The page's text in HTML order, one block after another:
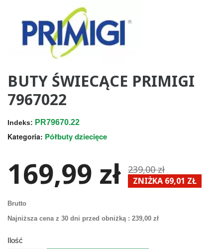
BUTY ŚWIECĄCE PRIMIGI
7967022
Indeks: PR79670.22
Kategoria: Półbuty dziecięce
169,99 zł 239,00 zł
ZNIŻKA 69,01 ZŁ
Brutto
Najniższa cena z 30 dni przed obniżką : 239,00 zł
Ilość